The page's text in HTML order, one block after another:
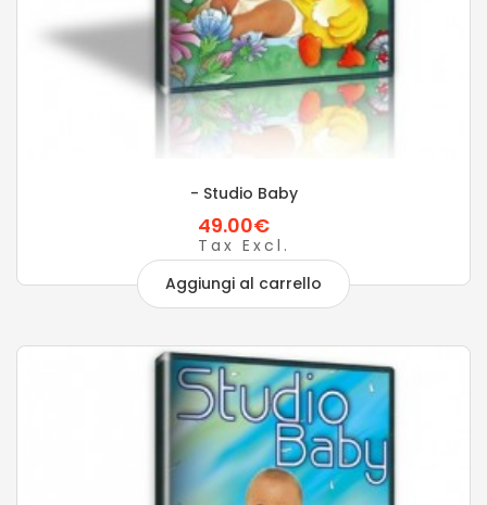
- Studio Baby
49.00€
Tax Excl.
Aggiungi al carrello